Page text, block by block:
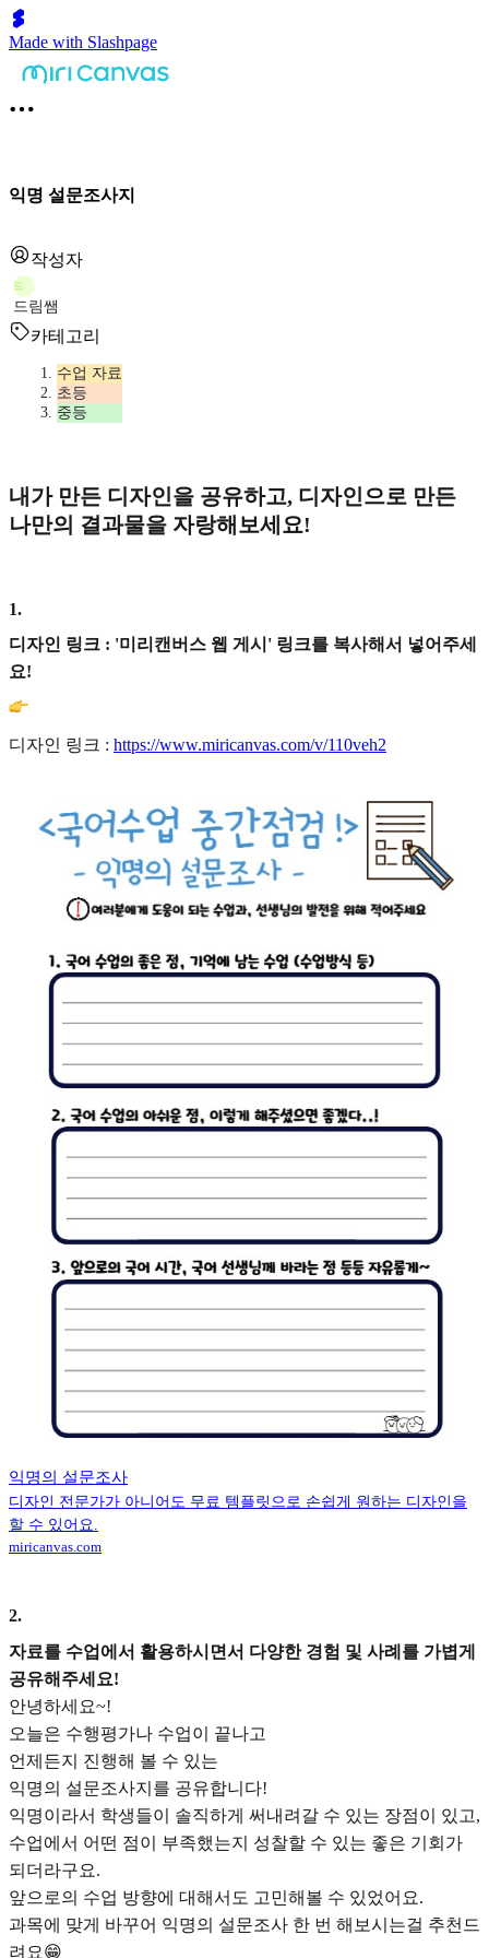
Made with Slashpage
익명 설문조사지
작성자
드
드림쌤
카테고리
수업 자료
초등
중등
내가 만든 디자인을 공유하고, 디자인으로 만든
나만의 결과물을 자랑해보세요!
1.
디자인 링크 : '미리캔버스 웹 게시' 링크를 복사해서 넣어주세
요!
디자인 링크 : https://www.miricanvas.com/v/110veh2
익명의 설문조사
디자인 전문가가 아니어도 무료 템플릿으로 손쉽게 원하는 디자인을
할 수 있어요.
miricanvas.com
2.
자료를 수업에서 활용하시면서 다양한 경험 및 사례를 가볍게
공유해주세요!
안녕하세요~!
오늘은 수행평가나 수업이 끝나고
언제든지 진행해 볼 수 있는
익명의 설문조사지를 공유합니다!
익명이라서 학생들이 솔직하게 써내려갈 수 있는 장점이 있고,
수업에서 어떤 점이 부족했는지 성찰할 수 있는 좋은 기회가
되더라구요.
앞으로의 수업 방향에 대해서도 고민해볼 수 있었어요.
과목에 맞게 바꾸어 익명의 설문조사 한 번 해보시는걸 추천드
려요😁